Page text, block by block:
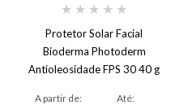
★ ★ ★ ★ ★
Protetor Solar Facial
Bioderma Photoderm
Antioleosidade FPS 30 40 g
A partir de:
Até: